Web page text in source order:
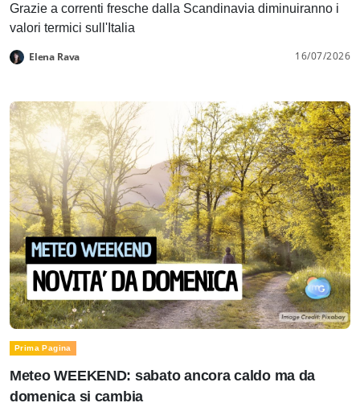
Grazie a correnti fresche dalla Scandinavia diminuiranno i
valori termici sull'Italia
Elena Rava 16/07/2026
Prima Pagina
Meteo WEEKEND: sabato ancora caldo ma da
domenica si cambia